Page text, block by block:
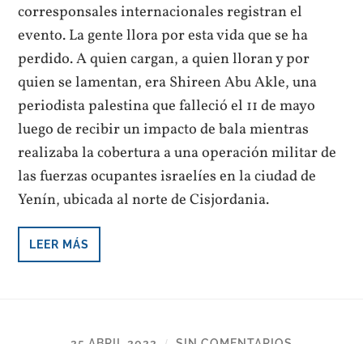
corresponsales internacionales registran el
evento. La gente llora por esta vida que se ha
perdido. A quien cargan, a quien lloran y por
quien se lamentan, era Shireen Abu Akle, una
periodista palestina que falleció el 11 de mayo
luego de recibir un impacto de bala mientras
realizaba la cobertura a una operación militar de
las fuerzas ocupantes israelíes en la ciudad de
Yenín, ubicada al norte de Cisjordania.
LEER MÁS